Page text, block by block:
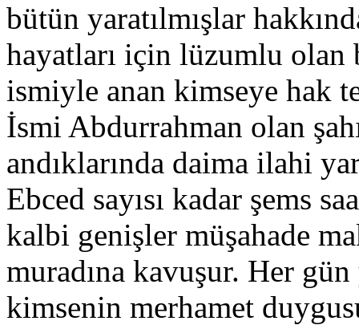
bütün yaratılmışlar
hayatları için lüzumlu olan
ismiyle anan kimseye hak
İsmi Abdurrahman olan
andıklarında daima ilahi
Ebced sayısı kadar şems
kalbi genişler müşahade
muradına kavuşur. Her
kimsenin merhamet